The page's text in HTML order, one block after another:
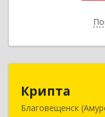
Крипта
Благовещенск675000,